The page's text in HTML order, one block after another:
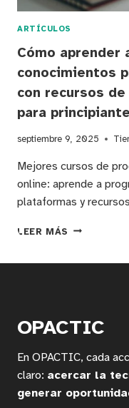
ARTÍCULOS
Cómo aprender
conocimientos
con recursos
para
septiembre 9, 2025
Mejores cursos de
online: aprende a
plataformas y
LEER MÁS CÓMO
GUÍA
A
PASO
RECURSOS
OPACTIC
En OPACTIC, cada
claro: acercar la
generar